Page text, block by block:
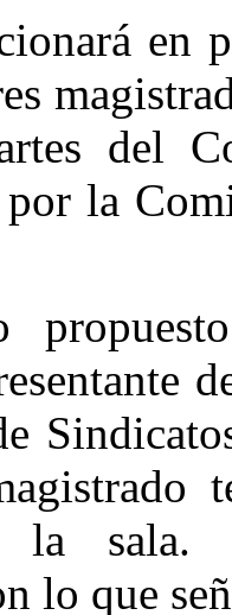
en
del
por la
la sala.
lo que